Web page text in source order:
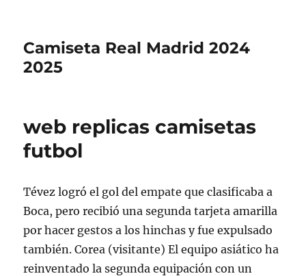
Camiseta Real Madrid 2024
2025
web replicas camisetas
futbol
Tévez logró el gol del empate que clasificaba a
Boca, pero recibió una segunda tarjeta amarilla
por hacer gestos a los hinchas y fue expulsado
también. Corea (visitante) El equipo asiático ha
reinventado la segunda equipación con un